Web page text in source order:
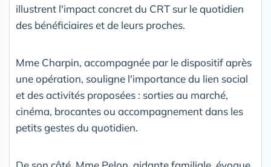
illustrent l'impact concret du CRT sur le quotidien
des bénéficiaires et de leurs proches.
Mme Charpin, accompagnée par le dispositif après
une opération, souligne l'importance du lien social
et des activités proposées : sorties au marché,
cinéma, brocantes ou accompagnement dans les
petits gestes du quotidien.